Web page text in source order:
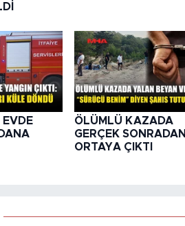
EVDE
ÖLÜMLÜ KAZADA
GERÇEK SONRADAN
ORTAYA ÇIKTI